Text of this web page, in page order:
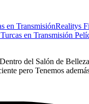
en TransmisiónRealitys
en Transmisión
del Salón de
pero Tenemos